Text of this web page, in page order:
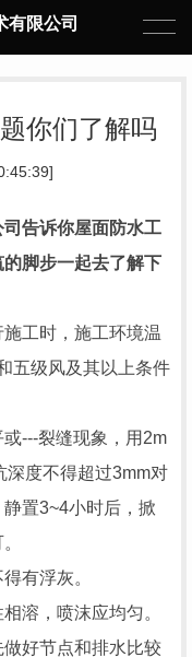
有限公司
你们了解吗
告诉你屋面防水工
的脚步一起去了解下
工时，施工环境温
五级风及其以上条件
---裂缝现象，用2m
深度不得超过3mm对
置3~4小时后，掀
有浮灰。
溶，喷沫应均匀。
好节点和排水比较